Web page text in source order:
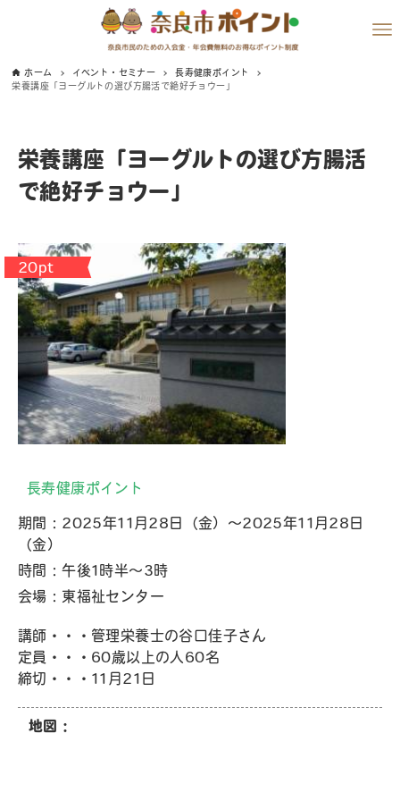
ホーム イベント・セミナー
長寿健康ポイント
栄養講座「ヨーグルトの選び方腸活で絶好チョウー」
栄養講座「ヨーグルトの選び方腸活
で絶好チョウー」
20pt
長寿健康ポイント
期間：2025年11月28日（金）～2025年11月28日
（金）
時間：午後1時半～3時
会場：東福祉センター
講師・・・管理栄養士の谷口佳子さん
定員・・・60歳以上の人60名
締切・・・11月21日
地図：